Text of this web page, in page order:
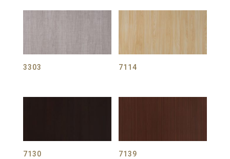
3303 7114
7130 7139